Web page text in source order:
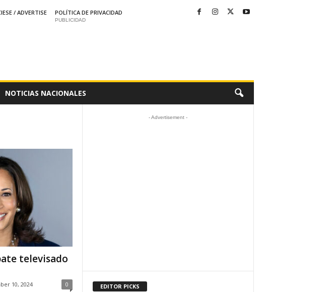
/ ADVERTISE
POLÍTICA DE PRIVACIDAD
PUBLICIDAD
NOTICIAS NACIONALES
televisado
10, 2024 0
- Advertisement -
EDITOR PICKS